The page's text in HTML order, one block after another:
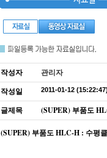
작성자 관리자
작성일 2011-01-12
글제목 (SUPER) 부품도
(SUPER) 부품도 HLC-H : 수평